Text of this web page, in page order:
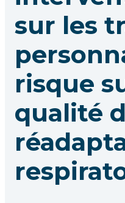
sur les
risque
qualité